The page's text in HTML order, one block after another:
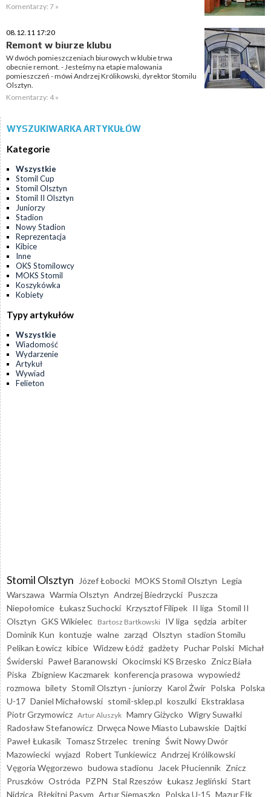
Komentarzy: 7 »
08.12.11 17:20
Remont w biurze klubu
W dwóch pomieszczeniach biurowych w klubie trwa
obecnie remont. - Jesteśmy na etapie malowania
pomieszczeń - mówi Andrzej Królikowski, dyrektor Stomilu
Olsztyn.
Komentarzy: 4 »
WYSZUKIWARKA ARTYKUŁÓW
Kategorie
Wszystkie
Stomil Cup
Stomil Olsztyn
Stomil II Olsztyn
Juniorzy
Stadion
Nowy Stadion
Reprezentacja
Kibice
Inne
OKS Stomilowcy
MOKS Stomil
Koszykówka
Kobiety
Typy artykułów
Wszystkie
Wiadomość
Wydarzenie
Artykuł
Wywiad
Felieton
Stomil Olsztyn Józef Łobocki MOKS Stomil Olsztyn Legia
Warszawa Warmia Olsztyn Andrzej Biedrzycki Puszcza
Niepołomice Łukasz Suchocki Krzysztof Filipek II liga Stomil II
Olsztyn GKS Wikielec Bartosz Bartkowski IV liga sędzia arbiter
Dominik Kun kontuzje walne zarząd Olsztyn stadion Stomilu
Pelikan Łowicz kibice Widzew Łódź gadżety Puchar Polski Michał
Świderski Paweł Baranowski Okocimski KS Brzesko Znicz Biała
Piska Zbigniew Kaczmarek konferencja prasowa wypowiedź
rozmowa bilety Stomil Olsztyn - juniorzy Karol Żwir Polska Polska
U-17 Daniel Michałowski stomil-sklep.pl koszulki Ekstraklasa
Piotr Grzymowicz Artur Aluszyk Mamry Giżycko Wigry Suwałki
Radosław Stefanowicz Drwęca Nowe Miasto Lubawskie Dajtki
Paweł Łukasik Tomasz Strzelec trening Świt Nowy Dwór
Mazowiecki wyjazd Robert Tunkiewicz Andrzej Królikowski
Vęgoria Węgorzewo budowa stadionu Jacek Płuciennik Znicz
Pruszków Ostróda PZPN Stal Rzeszów Łukasz Jegliński Start
Nidzica Błękitni Pasym Artur Siemaszko Polska U-15 Mazur Ełk